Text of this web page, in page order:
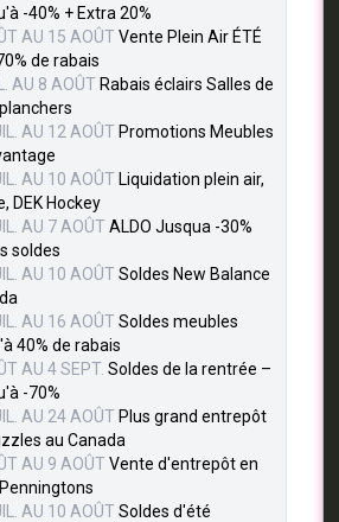
-40% + Extra 20%
AU 15 AOÛT Vente Plein Air ÉTÉ
de rabais
AU 8 AOÛT Rabais éclairs Salles de
AU 12 AOÛT Promotions Meubles
AU 10 AOÛT Liquidation plein air,
DEK Hockey
AU 7 AOÛT ALDO Jusqua -30%
soldes
AU 10 AOÛT Soldes New Balance
AU 16 AOÛT Soldes meubles
40% de rabais
AU 4 SEPT. Soldes de la rentrée –
-70%
AU 24 AOÛT Plus grand entrepôt
au Canada
AU 9 AOÛT Vente d'entrepôt en
AU 10 AOÛT Soldes d'été